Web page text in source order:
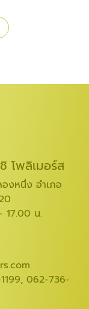
โพลิเมอร์ส
งหนึ่ง อำเภอ
17.00 น.
, 062-736-